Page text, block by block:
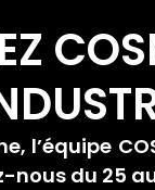
l’équipe
nous du 25